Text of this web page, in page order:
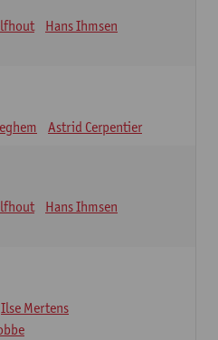
Hans Ihmsen
Astrid Cerpentier
Hans Ihmsen
Ilse Mertens